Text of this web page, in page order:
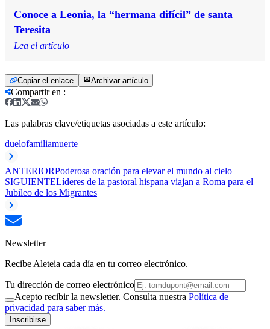
Conoce a Leonia, la “hermana difícil” de santa
Teresita
Lea el artículo
Copiar el enlace Archivar artículo
Compartir en :
Las palabras clave/etiquetas asociadas a este artículo:
duelofamiliamuerte
ANTERIORPoderosa oración para elevar el mundo al cielo
SIGUIENTELíderes de la pastoral hispana viajan a Roma para el
Jubileo de los Migrantes
Newsletter
Recibe Aleteia cada día en tu correo electrónico.
Tu dirección de correo electrónico
Acepto recibir la newsletter. Consulta nuestra Política de
privacidad para saber más.
Inscribirse